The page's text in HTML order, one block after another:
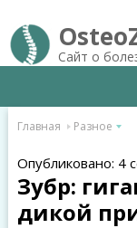
Сайт о
Главная Разное
Опубликовано: 4
Зубр:
дикой